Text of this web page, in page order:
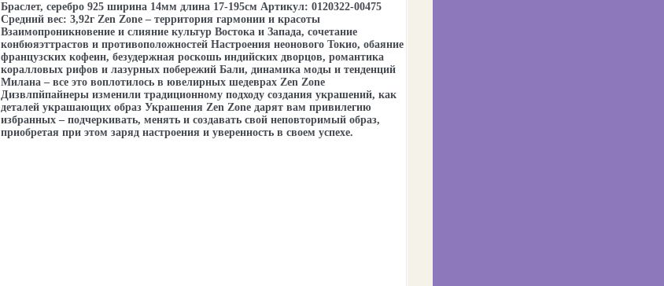
Браслет, серебро 925 ширина 14мм длина 17-195см Артикул: 0120322-00475
Средний вес: 3,92г Zen Zone – территория гармонии и красоты
Взаимопроникновение и слияние культур Востока и Запада, сочетание
конбюяэттрастов и противоположностей Настроения неонового Токио, обаяние
французских кофеин, безудержная роскошь индийских дворцов, романтика
коралловых рифов и лазурных побережий Бали, динамика моды и тенденций
Милана – все это воплотилось в ювелирных шедеврах Zen Zone
Дизвлпйпайнеры изменили традиционному подходу создания украшений, как
деталей украшающих образ Украшения Zen Zone дарят вам привилегию
избранных – подчеркивать, менять и создавать свой неповторимый образ,
приобретая при этом заряд настроения и уверенность в своем успехе.